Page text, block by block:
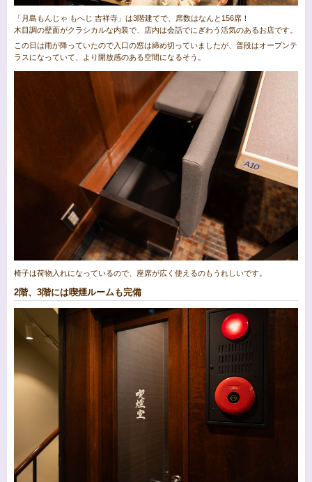
「月島もんじゃ もへじ 吉祥寺」は3階建てで、席数はなんと156席！
木目調の壁面がクラシカルな内装で、店内は会話でにぎわう活気のあるお店です。
この日は雨が降っていたので入口の窓は締め切っていましたが、普段はオープンテ
ラスになっていて、より開放感のある空間になるそう。
椅子は荷物入れになっているので、座席が広く使えるのもうれしいです。
2階、3階には喫煙ルームも完備